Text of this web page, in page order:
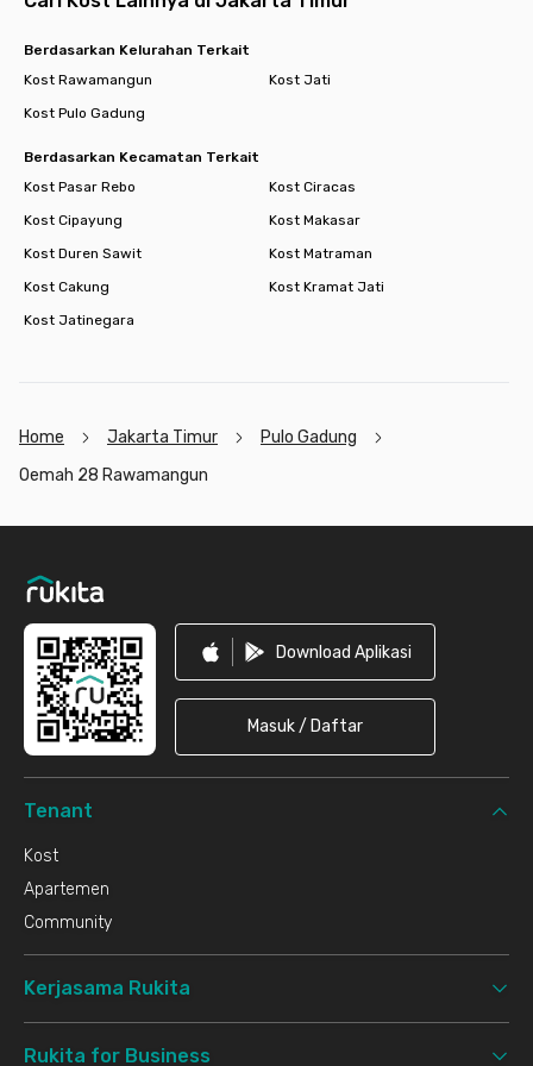
Berdasarkan Kelurahan Terkait
Kost Rawamangun
Kost Jati
Kost Pulo Gadung
Berdasarkan Kecamatan Terkait
Kost Pasar Rebo
Kost Ciracas
Kost Cipayung
Kost Makasar
Kost Duren Sawit
Kost Matraman
Kost Cakung
Kost Kramat Jati
Kost Jatinegara
Home Jakarta Timur
Pulo Gadung
Oemah 28 Rawamangun
Download Aplikasi
Masuk / Daftar
Tenant
Kost
Apartemen
Community
Kerjasama Rukita
Rukita for Business